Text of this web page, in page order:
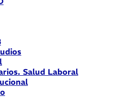
Salud Laboral